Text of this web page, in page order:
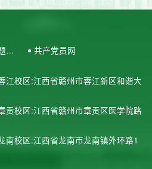
：JXDY2026-HW-
二次询价成交结
ZX-JX-B001-2)的
教
共产党员网
江校区:江西省赣州市蓉江新区和谐大
贡校区:江西省赣州市章贡区医学院路
南校区:江西省龙南市龙南镇外环路1